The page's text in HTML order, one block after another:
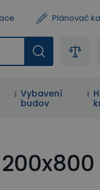
Plánovač
Vybavení
budov